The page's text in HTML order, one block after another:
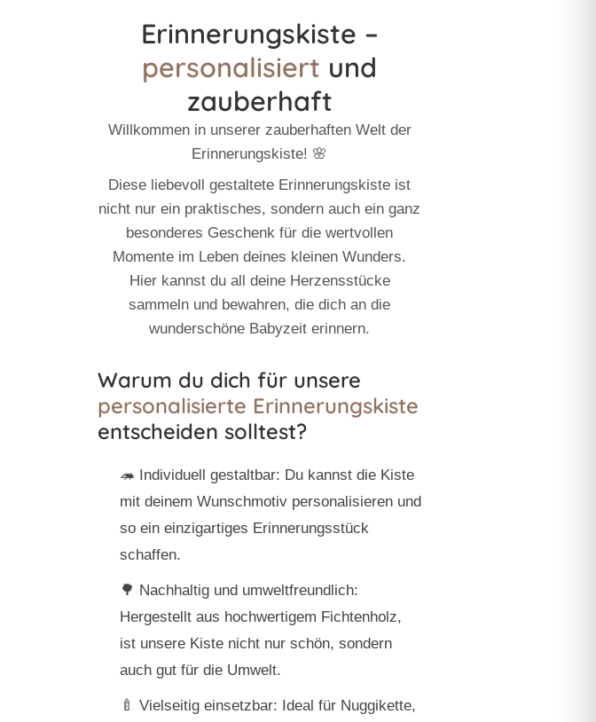
Erinnerungskiste –
personalisiert und
zauberhaft
Willkommen in unserer zauberhaften Welt der
Erinnerungskiste! 🌸
Diese liebevoll gestaltete Erinnerungskiste ist
nicht nur ein praktisches, sondern auch ein ganz
besonderes Geschenk für die wertvollen
Momente im Leben deines kleinen Wunders.
Hier kannst du all deine Herzensstücke
sammeln und bewahren, die dich an die
wunderschöne Babyzeit erinnern.
Warum du dich für unsere
personalisierte Erinnerungskiste
entscheiden solltest?
🦔 Individuell gestaltbar: Du kannst die Kiste
mit deinem Wunschmotiv personalisieren und
so ein einzigartiges Erinnerungsstück
schaffen.
🌳 Nachhaltig und umweltfreundlich:
Hergestellt aus hochwertigem Fichtenholz,
ist unsere Kiste nicht nur schön, sondern
auch gut für die Umwelt.
🍼 Vielseitig einsetzbar: Ideal für Nuggikette,